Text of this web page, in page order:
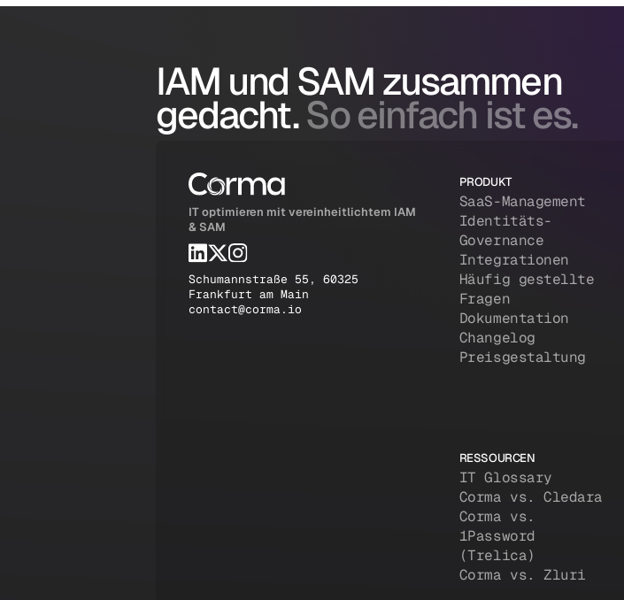
IAM und SAM zusammen
gedacht.So einfach ist es.
IT optimieren mit vereinheitlichtem IAM
& SAM
Schumannstraße 55, 60325
Frankfurt am Main
contact@corma.io
PRODUKT
SaaS-Management
Identitäts-
Governance
Integrationen
Häufig gestellte
Fragen
Dokumentation
Changelog
Preisgestaltung
RESSOURCEN
IT Glossary
Corma vs. Cledara
Corma vs.
1Password
(Trelica)
Corma vs. Zluri